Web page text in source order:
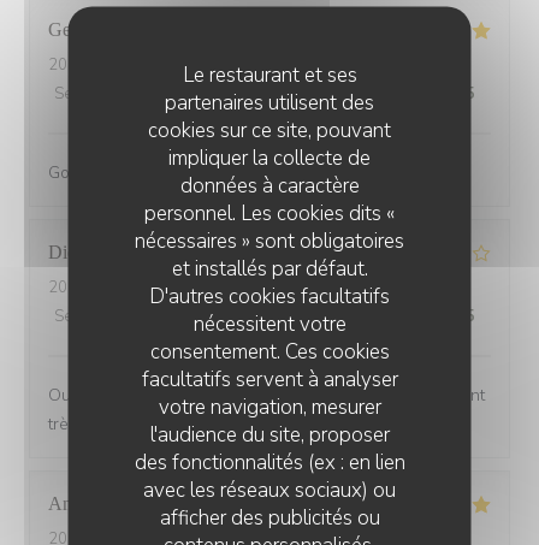
Le restaurant et ses
partenaires utilisent des
cookies sur ce site, pouvant
impliquer la collecte de
données à caractère
personnel. Les cookies dits «
nécessaires » sont obligatoires
et installés par défaut.
D'autres cookies facultatifs
nécessitent votre
consentement. Ces cookies
facultatifs servent à analyser
votre navigation, mesurer
l'audience du site, proposer
des fonctionnalités (ex : en lien
avec les réseaux sociaux) ou
afficher des publicités ou
Georgina
2026-08-03
- 19:00 - Couverts 4
Service
Ambiance: 5/5 Cuisine:5/5 Qualité / Prix /5
Gorgeous little Parisien Cafe. Staff were so friendly
Didier
2026-08-01
- 19:15 - Couverts 2
Service
Ambiance:4/5 Cuisine: 4/5 /5
Oui manque un peu de choix sur la carte, mais restaurant
très bien
Andrine
2026-07-25
- 20:45 - Couverts 6